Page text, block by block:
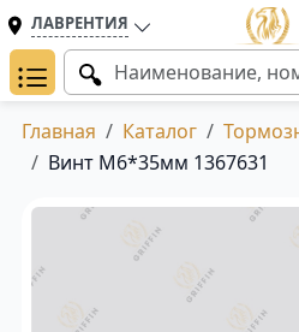
ЛАВРЕНТИЯ
Главная Каталог
Винт М6*35мм 1367631